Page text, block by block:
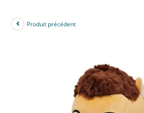
Produit précédent